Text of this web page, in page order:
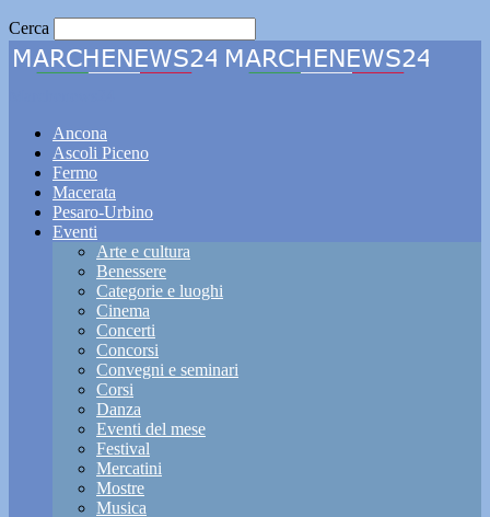
Cerca
Ancona
Ascoli Piceno
Fermo
Macerata
Pesaro-Urbino
Eventi
Arte e cultura
Benessere
Categorie e luoghi
Cinema
Concerti
Concorsi
Convegni e seminari
Corsi
Danza
Eventi del mese
Festival
Mercatini
Mostre
Musica